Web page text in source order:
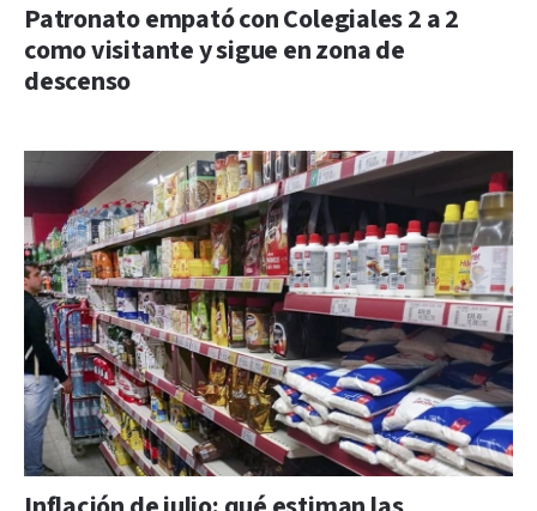
Patronato empató con Colegiales 2 a 2
como visitante y sigue en zona de
descenso